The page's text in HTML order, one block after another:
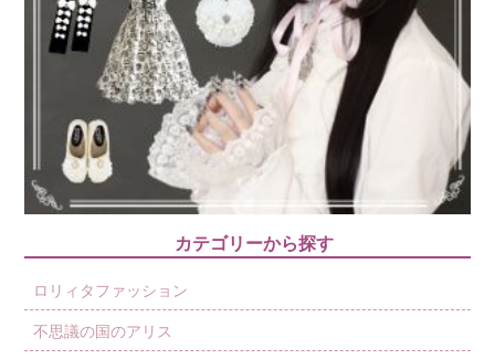
カテゴリーから探す
ロリィタファッション
不思議の国のアリス